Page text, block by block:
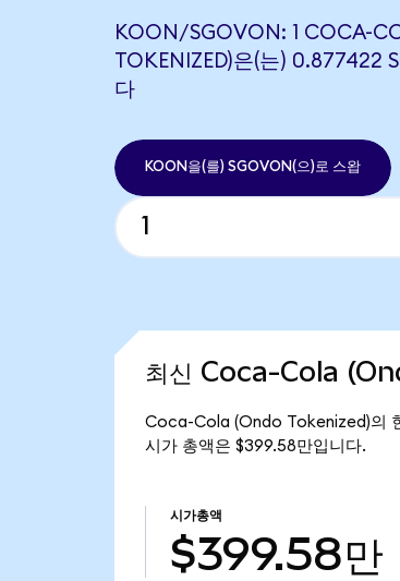
KOON/SGOVON: 1 COCA-
TOKENIZED)은(는) 0.877422
다
KOON을(를) SGOVON(으)로 스왑
최신 Coca-Cola
Coca-Cola (Ondo Tokenized)의
시가 총액은 $399.58만입니다.
시가총액
$399.58만